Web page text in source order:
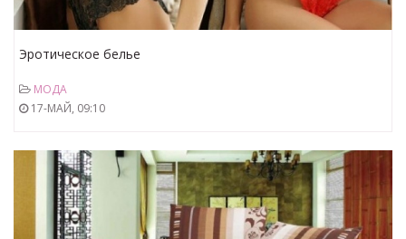
Эротическое белье
МОДА
17-МАЙ, 09:10